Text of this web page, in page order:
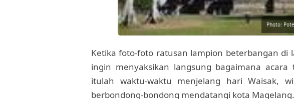
Photo:
Ketika foto-foto ratusan lampion beterbangan di
ingin menyaksikan langsung bagaimana acara
itulah waktu-waktu menjelang hari Waisak,
berbondong-bondong mendatangi kota Magelang.